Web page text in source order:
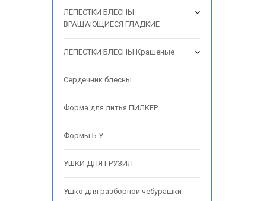
ЛЕПЕСТКИ БЛЕСНЫ
ВРАЩАЮЩИЕСЯ ГЛАДКИЕ
ЛЕПЕСТКИ БЛЕСНЫ Крашеные
Сердечник блесны
Форма для литья ПИЛКЕР
Формы Б.У.
УШКИ ДЛЯ ГРУЗИЛ
Ушко для разборной чебурашки